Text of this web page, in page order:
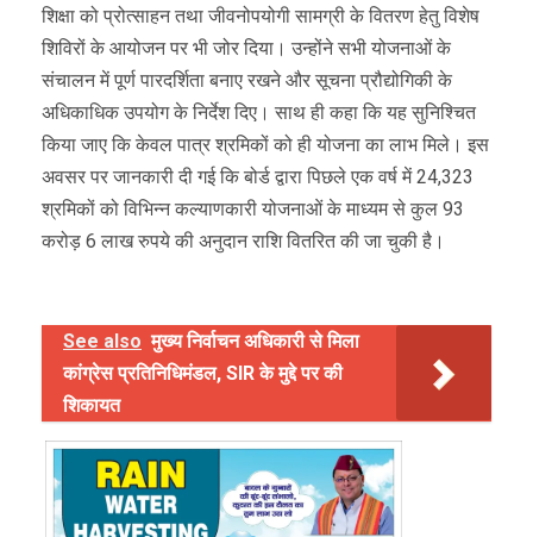
शिक्षा को प्रोत्साहन तथा जीवनोपयोगी सामग्री के वितरण हेतु विशेष
शिविरों के आयोजन पर भी जोर दिया। उन्होंने सभी योजनाओं के
संचालन में पूर्ण पारदर्शिता बनाए रखने और सूचना प्रौद्योगिकी के
अधिकाधिक उपयोग के निर्देश दिए। साथ ही कहा कि यह सुनिश्चित
किया जाए कि केवल पात्र श्रमिकों को ही योजना का लाभ मिले। इस
अवसर पर जानकारी दी गई कि बोर्ड द्वारा पिछले एक वर्ष में 24,323
श्रमिकों को विभिन्न कल्याणकारी योजनाओं के माध्यम से कुल 93
करोड़ 6 लाख रुपये की अनुदान राशि वितरित की जा चुकी है।
See also मुख्य निर्वाचन अधिकारी से मिला
कांग्रेस प्रतिनिधिमंडल, SIR के मुद्दे पर की
शिकायत